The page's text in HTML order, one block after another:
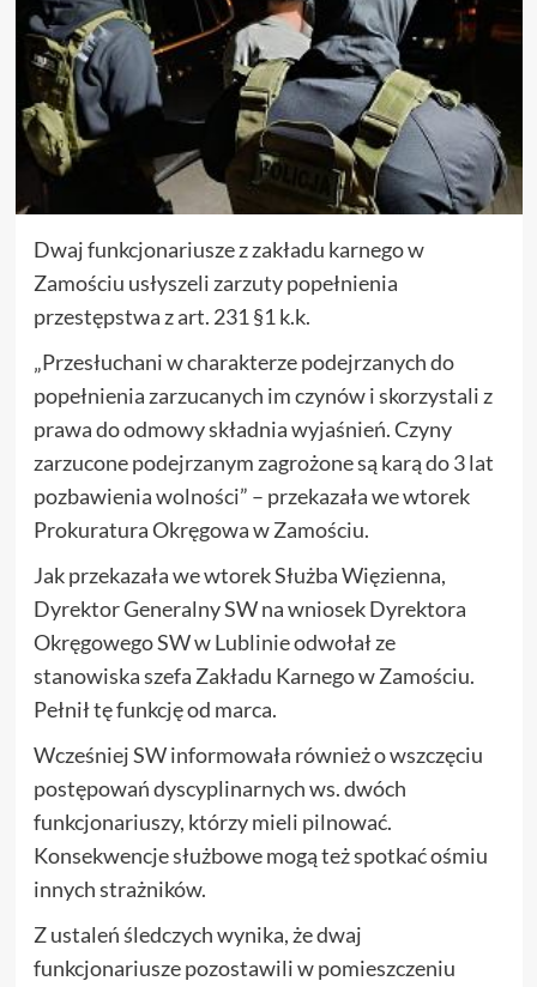
Dwaj funkcjonariusze z zakładu karnego w
Zamościu usłyszeli zarzuty popełnienia
przestępstwa z art. 231 §1 k.k.
„Przesłuchani w charakterze podejrzanych do
popełnienia zarzucanych im czynów i skorzystali z
prawa do odmowy składnia wyjaśnień. Czyny
zarzucone podejrzanym zagrożone są karą do 3 lat
pozbawienia wolności” – przekazała we wtorek
Prokuratura Okręgowa w Zamościu.
Jak przekazała we wtorek Służba Więzienna,
Dyrektor Generalny SW na wniosek Dyrektora
Okręgowego SW w Lublinie odwołał ze
stanowiska szefa Zakładu Karnego w Zamościu.
Pełnił tę funkcję od marca.
Wcześniej SW informowała również o wszczęciu
postępowań dyscyplinarnych ws. dwóch
funkcjonariuszy, którzy mieli pilnować.
Konsekwencje służbowe mogą też spotkać ośmiu
innych strażników.
Z ustaleń śledczych wynika, że dwaj
funkcjonariusze pozostawili w pomieszczeniu